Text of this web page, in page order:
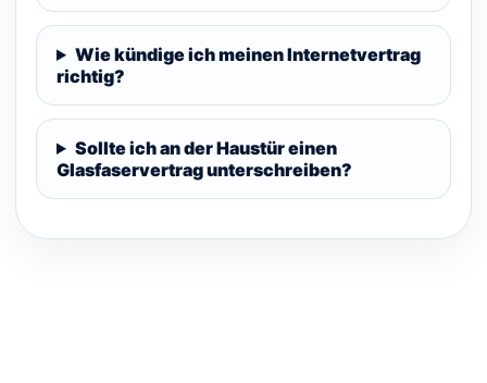
Wie kündige ich meinen Internetvertrag
richtig?
Sollte ich an der Haustür einen
Glasfaservertrag unterschreiben?